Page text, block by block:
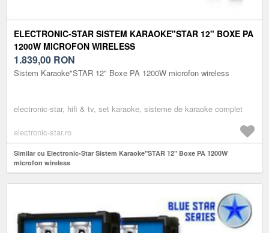
ELECTRONIC-STAR SISTEM KARAOKE"STAR 12" BOXE PA
1200W MICROFON WIRELESS
1.839,00 RON
Sistem Karaoke"STAR 12" Boxe PA 1200W microfon wireless
electronic-star, hifi & tv, set karaoke, sisteme de karaoke complet
electronic-star.ro
Similar cu Electronic-Star Sistem Karaoke"STAR 12" Boxe PA 1200W
microfon wireless